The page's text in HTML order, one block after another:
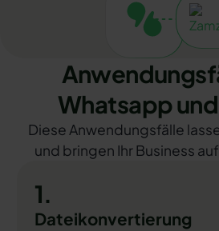
Whatsapp
Diese Anwendungsfälle
und bringen Ihr Business
1.
Dateikonvertierung